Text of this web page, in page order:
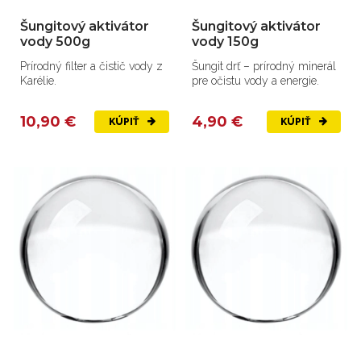
Šungitový aktivátor
vody 500g
Prírodný filter a čistič vody z
Karélie.
10,90 € KÚPIŤ
Šungitový aktivátor
vody 150g
Šungit drť – prírodný minerál
pre očistu vody a energie.
4,90 € KÚPIŤ